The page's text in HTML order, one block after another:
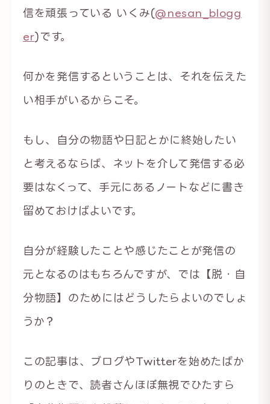
信を頑張っている いくみ(@nesan_blogg
er)です。
何かを発信するということは、それを伝えた
い相手がいるからこそ。
もし、自分の物語や日記とかに終始したい
と考えるならば、ネットを介して発信する必
要はなくって、手元にあるノートなどに書き
留めておけばよいです。
自分が経験したことや感じたことが発信の
元となるのはもちろんですが、では【脱・自
分物語】のためにはどうしたらよいのでしょ
うか？
この記事は、ブログやTwitterを始めたばか
りのときで、読者さんほぼ無視でひたすら